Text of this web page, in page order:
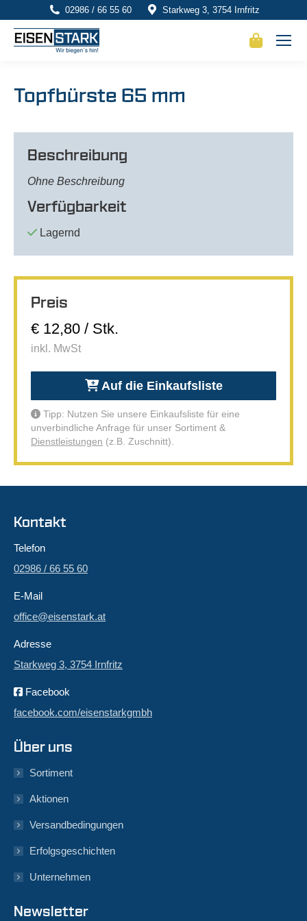
02986 / 66 55 60 Starkweg 3, 3754 Irnfritz
Topfbürste 65 mm
Beschreibung
Ohne Beschreibung
Verfügbarkeit
Lagernd
Preis
€ 12,80 / Stk.
inkl. MwSt
Auf die Einkaufsliste
Tipp: Nutzen Sie unsere Einkaufsliste für eine
unverbindliche Anfrage für unser Sortiment &
Dienstleistungen (z.B. Zuschnitt).
Kontakt
Telefon
02986 / 66 55 60
E-Mail
office@eisenstark.at
Adresse
Starkweg 3, 3754 Irnfritz
Facebook
facebook.com/eisenstarkgmbh
Über uns
Sortiment
Aktionen
Versandbedingungen
Erfolgsgeschichten
Unternehmen
Newsletter